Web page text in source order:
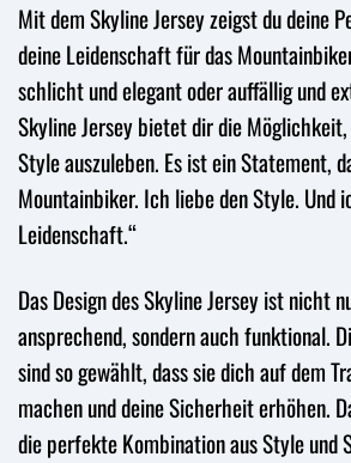
Mit dem Skyline Jersey zeigst du deine
deine Leidenschaft für das
schlicht und elegant oder auffällig und
Skyline Jersey bietet dir die
Style auszuleben. Es ist ein Statement,
Mountainbiker. Ich liebe den Style. Und
Leidenschaft.“
Das Design des Skyline Jersey ist nicht
ansprechend, sondern auch funktional.
sind so gewählt, dass sie dich auf dem
machen und deine Sicherheit erhöhen.
die perfekte Kombination aus Style und